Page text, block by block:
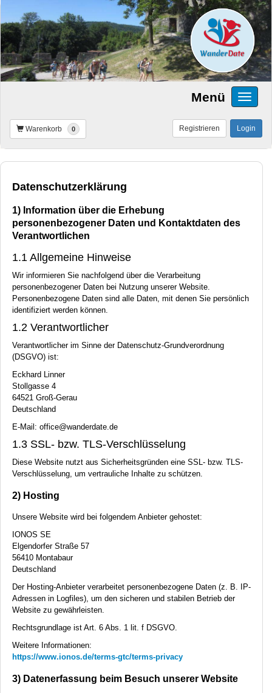
Menü
Warenkorb 0 Login
Registrieren
Datenschutzerklärung
1) Information über die Erhebung
personenbezogener Daten und Kontaktdaten des
Verantwortlichen
1.1 Allgemeine Hinweise
Wir informieren Sie nachfolgend über die Verarbeitung
personenbezogener Daten bei Nutzung unserer Website.
Personenbezogene Daten sind alle Daten, mit denen Sie persönlich
identifiziert werden können.
1.2 Verantwortlicher
Verantwortlicher im Sinne der Datenschutz-Grundverordnung
(DSGVO) ist:
Eckhard Linner
Stollgasse 4
64521 Groß-Gerau
Deutschland
E-Mail: office@wanderdate.de
1.3 SSL- bzw. TLS-Verschlüsselung
Diese Website nutzt aus Sicherheitsgründen eine SSL - bzw. TLS-
Verschlüsselung, um vertrauliche Inhalte zu schützen.
2) Hosting
Unsere Website wird bei folgendem Anbieter gehostet:
IONOS SE
Elgendorfer Straße 57
56410 Montabaur
Deutschland
Der Hosting-Anbieter verarbeitet personenbezogene Daten (z. B. IP-
Adressen in Logfiles), um den sicheren und stabilen Betrieb der
Website zu gewährleisten.
Rechtsgrundlage ist Art. 6 Abs. 1 lit. f DSGVO.
Weitere Informationen:
https://www.ionos.de/terms-gtc/terms-privacy
3) Datenerfassung beim Besuch unserer Website